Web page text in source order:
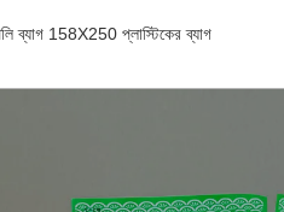
ব্যাগ 158X250 প্লাস্টিকের ব্যাগ